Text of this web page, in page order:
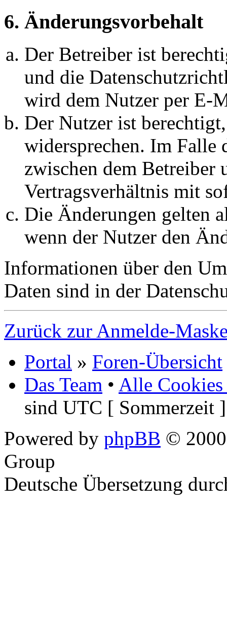
6. Änderungsvorbehalt
Der Betreiber ist
und die
wird dem Nutzer per E-
Der Nutzer ist
widersprechen. Im Falle
zwischen dem Betreiber
Vertragsverhältnis mit
Die Änderungen gelten
wenn der Nutzer den
Informationen über den
Daten sind in der
Zurück zur Anmelde-
Portal » Foren-Übersicht
Das Team • Alle Cookies
sind UTC [ Sommerzeit ]
Powered by phpBB ©
Group
Deutsche Übersetzung